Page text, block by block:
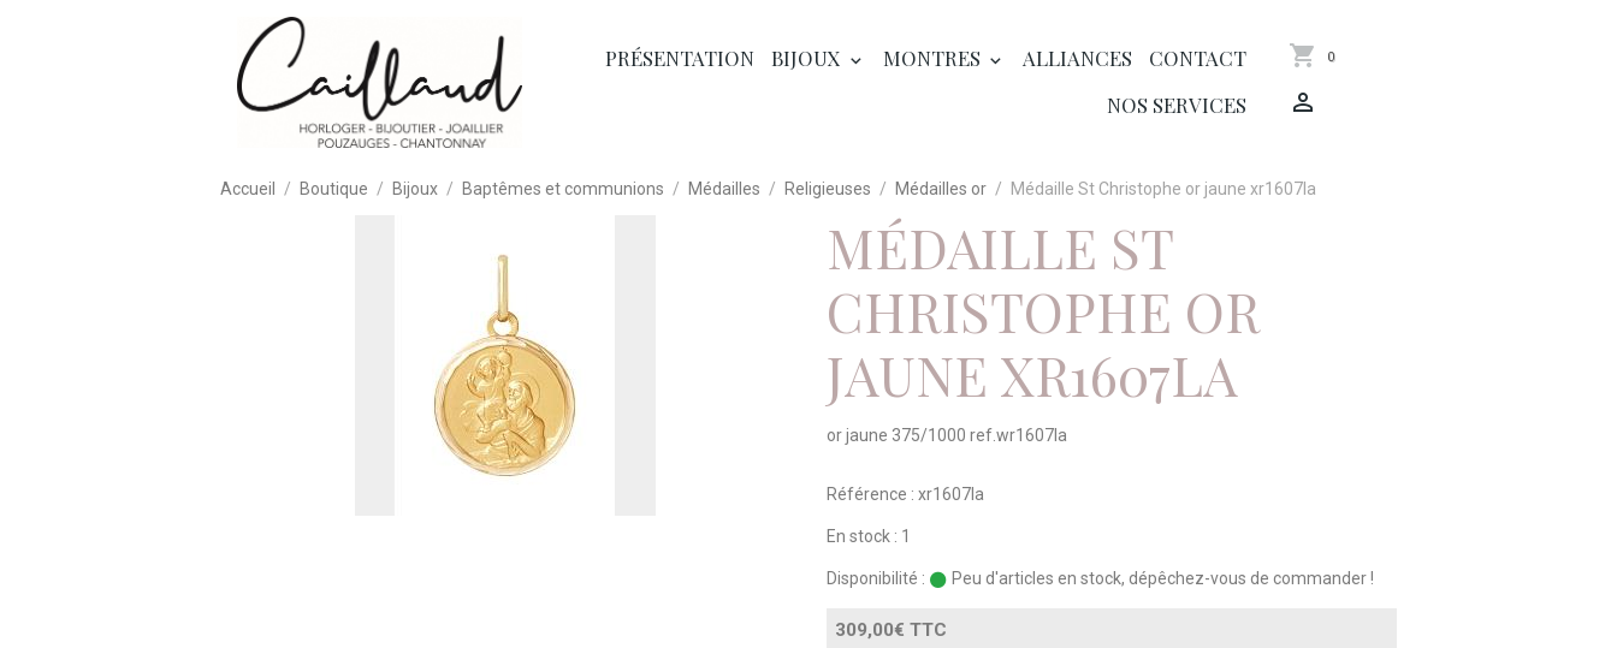
PRÉSENTATION BIJOUX MONTRES ALLIANCES
CONTACT
NOS SERVICES
0
Accueil Boutique Bijoux Baptêmes et communions Médailles Religieuses Médailles or Médaille St Christophe or jaune xr1607la
MÉDAILLE ST
CHRISTOPHE OR
JAUNE XR1607LA
or jaune 375/1000 ref.wr1607la
Référence : xr1607la
En stock : 1
Disponibilité : Peu d'articles en stock, dépêchez-vous de commander !
309,00€ TTC